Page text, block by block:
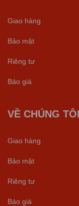
Giao hàng
Bảo mật
Riêng tư
Báo giá
VỀ CHÚNG TÔI
Giao hàng
Bảo mật
Riêng tư
Báo giá